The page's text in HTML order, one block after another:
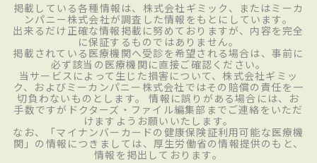
掲載している各種情報は、株式会社ギミック、またはミーカ
ンパニー株式会社が調査した情報をもとにしています。
出来るだけ正確な情報掲載に努めておりますが、内容を完全
に保証するものではありません。
掲載されている医療機関へ受診を希望される場合は、事前に
必ず該当の医療機関に直接ご確認ください。
当サービスによって生じた損害について、株式会社ギミッ
ク、およびミーカンパニー株式会社ではその賠償の責任を一
切負わないものとします。 情報に誤りがある場合には、お
手数ですがドクターズ・ファイル編集部までご連絡をいただ
けますようお願いいたします。
なお、「マイナンバーカードの健康保険証利用可能な医療機
関」の情報につきましては、厚生労働省の情報提供のもと、
情報を掲出しております。